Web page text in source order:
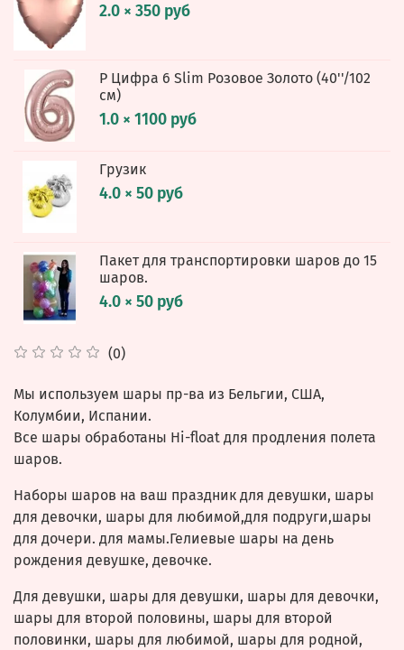
(0)
2.0 × 350 руб
Р Цифра 6 Slim Розовое Золото (40''/102
см)
1.0 × 1100 руб
Грузик
4.0 × 50 руб
Пакет для транспортировки шаров до 15
шаров.
4.0 × 50 руб
Мы используем шары пр-ва из Бельгии, США,
Колумбии, Испании.
Все шары обработаны Hi-float для продления полета
шаров.
Наборы шаров на ваш праздник для девушки, шары
для девочки, шары для любимой,для подруги,шары
для дочери. для мамы.Гелиевые шары на день
рождения девушке, девочке.
Для девушки, шары для девушки, шары для девочки,
шары для второй половины, шары для второй
половинки, шары для любимой, шары для родной,